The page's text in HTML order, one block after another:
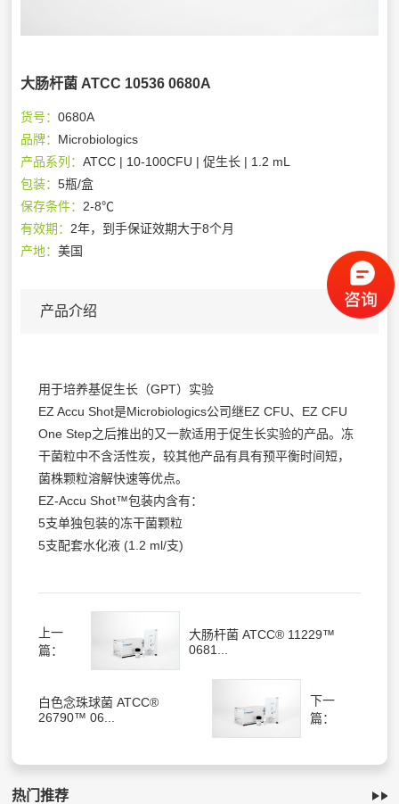
大肠杆菌 ATCC 10536 0680A
货号：0680A
品牌： Microbiologics
产品系列：ATCC | 10-100CFU | 促生长 | 1.2 mL
包装：5瓶/盒
保存条件： 2-8℃
有效期： 2年，到手保证效期大于8个月
产地：美国
产品介绍
用于培养基促生长（GPT）实验
EZ Accu Shot是Microbiologics公司继EZ CFU、EZ CFU
One Step之后推出的又一款适用于促生长实验的产品。冻
干菌粒中不含活性炭，较其他产品有具有预平衡时间短，
菌株颗粒溶解快速等优点。
EZ-Accu Shot™包装内含有：
5支单独包装的冻干菌颗粒
5支配套水化液 (1.2 ml/支)
上一
篇：
大肠杆菌 ATCC® 11229™
0681...
白色念珠球菌 ATCC®
26790™ 06...
下一
篇：
热门推荐